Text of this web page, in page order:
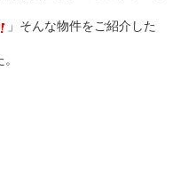
」そんな物件をご紹介した